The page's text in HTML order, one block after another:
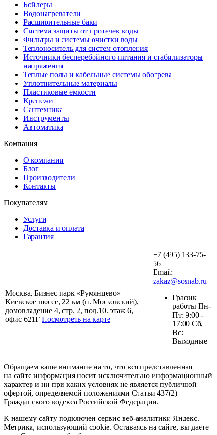
Бойлеры
Водонагреватели
Расширительные баки
Система защиты от протечек воды
Фильтры и системы очистки воды
Теплоноситель для систем отопления
Источники бесперебойного питания и стабилизаторы
напряжения
Теплые полы и кабельные системы обогрева
Уплотнительные материалы
Пластиковые емкости
Крепежи
Сантехника
Инструменты
Автоматика
Компания
О компании
Блог
Производители
Контакты
Покупателям
Услуги
Доставка и оплата
Гарантия
Москва, Бизнес парк «Румянцево»
Киевское шоссе, 22 км (п. Московский),
домовладение 4, стр. 2, под.10. этаж 6,
офис 621Г Посмотреть на карте
+7 (495) 133-75-
56
Email:
zakaz@sosnab.ru
График
работы Пн-
Пт: 9:00 -
17:00 Сб,
Вс:
Выходные
Обращаем ваше внимание на то, что вся представленная
на сайте информация носит исключительно информационный
характер и ни при каких условиях не является публичной
офертой, определяемой положениями Статьи 437(2)
Гражданского кодекса Российской Федерации.
К нашему сайту подключен сервис веб-аналитики Яндекс.
Метрика, использующий cookie. Оставаясь на сайте, вы даете